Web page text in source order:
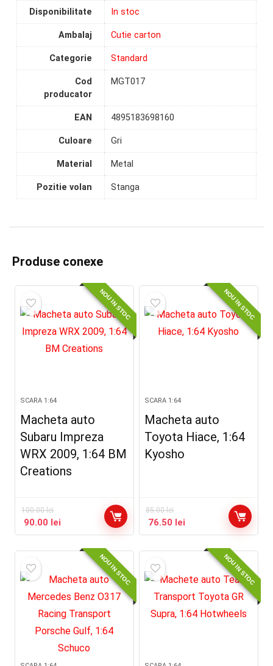
Disponibilitate In stoc
Ambalaj Cutie carton
Categorie Standard
Cod
producator
MGT017
EAN 4895183698160
Culoare Gri
Material Metal
Pozitie volan Stanga
Produse conexe
NOU IN STOC
SCARA 1:64
Macheta auto
Subaru Impreza
WRX 2009, 1:64 BM
Creations
100.00lei
90.00 lei
NOU IN STOC
SCARA 1:64
Macheta auto
Toyota Hiace, 1:64
Kyosho
85.00lei
76.50 lei
NOU IN STOC NOU IN STOC